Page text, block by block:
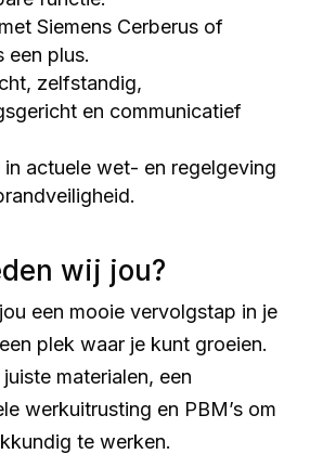
Siemens Cerberus of
een plus.
zelfstandig,
en communicatief
in actuele wet- en regelgeving
wij jou?
een mooie vervolgstap in je
plek waar je kunt groeien.
materialen, een
werkuitrusting en PBM’s om
te werken.